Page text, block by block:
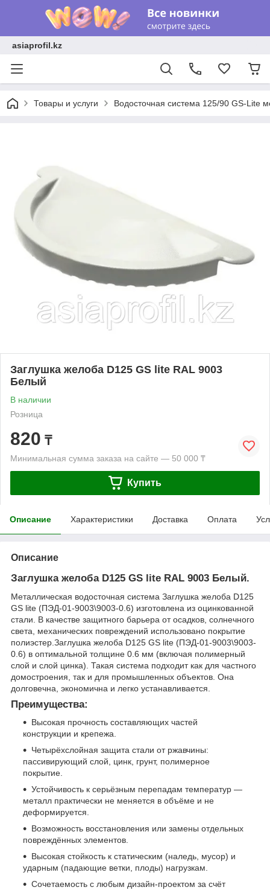
asiaprofil.kz
Товары и услуги Водосточная система 125/90 GS-Lite
Заглушка желоба D125 GS lite RAL 9003
Белый
В наличии
Розница
820 ₸
Минимальная сумма заказа на сайте — 50 000 ₸
Купить
Описание Характеристики Доставка Оплата
Описание
Заглушка желоба D125 GS lite RAL 9003 Белый.
Металлическая водосточная система Заглушка желоба D125
GS lite (ПЭД-01-9003\9003-0.6) изготовлена из оцинкованной
стали. В качестве защитного барьера от осадков, солнечного
света, механических повреждений использовано покрытие
полиэстер.Заглушка желоба D125 GS lite (ПЭД-01-9003\9003-
0.6) в оптимальной толщине 0.6 мм (включая полимерный
слой и слой цинка). Такая система подходит как для частного
домостроения, так и для промышленных объектов. Она
долговечна, экономична и легко устанавливается.
Преимущества:
Высокая прочность составляющих частей
конструкции и крепежа.
Четырёхслойная защита стали от ржавчины:
пассивирующий слой, цинк, грунт, полимерное
покрытие.
Устойчивость к серьёзным перепадам температур —
металл практически не меняется в объёме и не
деформируется.
Возможность восстановления или замены отдельных
повреждённых элементов.
Высокая стойкость к статическим (наледь, мусор) и
ударным (падающие ветки, плоды) нагрузкам.
Сочетаемость с любым дизайн-проектом за счёт